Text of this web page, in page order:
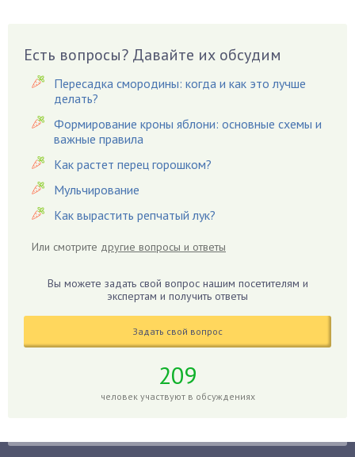
Вешенки
Виноград
Вредители
Гардения
Гацания
Гвоздики
Георгины
Гиацинт
Гладиолусы
Гранат
Есть вопросы? Давайте их обсудим
Пересадка смородины: когда и как это лучше
делать?
Формирование кроны яблони: основные схемы и
важные правила
Как растет перец горошком?
Мульчирование
Как вырастить репчатый лук?
Или смотрите другие вопросы и ответы
Вы можете задать свой вопрос нашим посетителям и
экспертам и получить ответы
Задать свой вопрос
209
человек участвуют в обсуждениях